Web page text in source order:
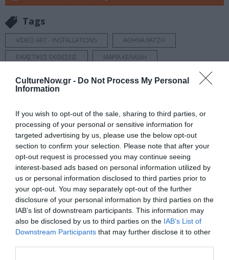
CultureNow.gr - Do Not Process My Personal
Information
If you wish to opt-out of the sale, sharing to third parties, or
processing of your personal or sensitive information for
targeted advertising by us, please use the below opt-out
section to confirm your selection. Please note that after your
opt-out request is processed you may continue seeing
interest-based ads based on personal information utilized by
us or personal information disclosed to third parties prior to
your opt-out. You may separately opt-out of the further
disclosure of your personal information by third parties on the
IAB’s list of downstream participants. This information may
also be disclosed by us to third parties on the IAB’s List of
Downstream Participants that may further disclose it to other
Tags
VIDEO ART - INSTALLATIONS
ΑΘΗΝΑ ΧΑΤΖΗ
ΕΙΚΑΣΤΙΚΕΣ ΕΚΘΕΣΕΙΣ
ΜΑΡΙΑ ΚΕΛΑΪΔΗ
Κάθε βδομάδα στο e-mail σας τα τελευταία νέα για
την Τέχνη και τον Πολιτισμό!
Ακολουθήστε το Culturenow.gr